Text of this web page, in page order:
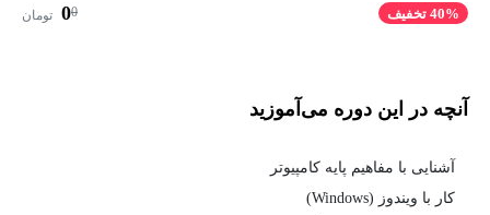
40% تخفیف 0
0 تومان
آنچه در این دوره می‌آموزید
آشنایی با مفاهیم پایه کامپیوتر
کار با ویندوز (Windows)